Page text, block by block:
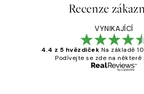
Recenze
VYNIKAJÍCÍ
4.4 z 5 hvězdiček Na základě
Podívejte se zde na některé